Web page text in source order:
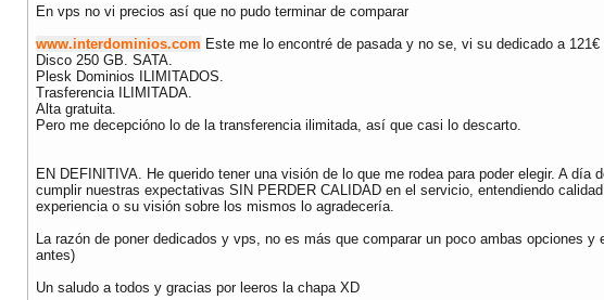
En vps no vi precios así que no pudo terminar de comparar
www.interdominios.com Este me lo encontré de pasada y no se, vi su dedicado a
Disco 250 GB. SATA.
Plesk Dominios ILIMITADOS.
Trasferencia ILIMITADA.
Alta gratuita.
Pero me decepcióno lo de la transferencia ilimitada, así que casi lo descarto.
EN DEFINITIVA. He querido tener una visión de lo que me rodea para poder elegir. A
cumplir nuestras expectativas SIN PERDER CALIDAD en el servicio, entendiendo
experiencia o su visión sobre los mismos lo agradecería.
La razón de poner dedicados y vps, no es más que comparar un poco ambas opciones
antes)
Un saludo a todos y gracias por leeros la chapa XD